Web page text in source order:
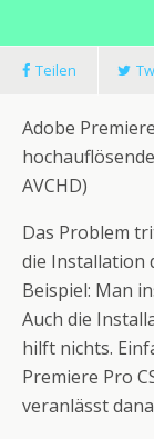
Teilen
Adobe
AVCHD)
Das Problem
die Installation
Beispiel: Man
Auch die
hilft nichts.
Premiere Pro
veranlässt